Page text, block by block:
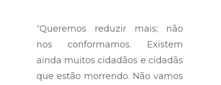
“Queremos reduzir mais; não
nos conformamos. Existem
ainda muitos cidadãos e cidadãs